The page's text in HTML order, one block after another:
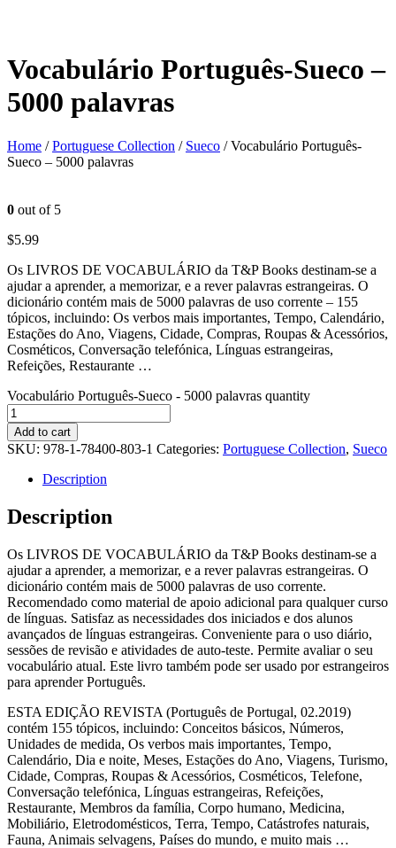
Vocabulário Português-Sueco –
5000 palavras
Home /Portuguese Collection / Sueco / Vocabulário Português-
Sueco – 5000 palavras
0 out of 5
$5.99
Os LIVROS DE VOCABULÁRIO da T&P Books destinam-se a
ajudar a aprender, a memorizar, e a rever palavras estrangeiras. O
dicionário contém mais de 5000 palavras de uso corrente – 155
tópicos, incluindo: Os verbos mais importantes, Tempo, Calendário,
Estações do Ano, Viagens, Cidade, Compras, Roupas & Acessórios,
Cosméticos, Conversação telefónica, Línguas estrangeiras,
Refeições, Restaurante …
Vocabulário Português-Sueco - 5000 palavras quantity
Add to cart
SKU: 978-1-78400-803-1 Categories: Portuguese Collection, Sueco
Description
Description
Os LIVROS DE VOCABULÁRIO da T&P Books destinam-se a
ajudar a aprender, a memorizar, e a rever palavras estrangeiras. O
dicionário contém mais de 5000 palavras de uso corrente.
Recomendado como material de apoio adicional para qualquer curso
de línguas. Satisfaz as necessidades dos iniciados e dos alunos
avançados de línguas estrangeiras. Conveniente para o uso diário,
sessões de revisão e atividades de auto-teste. Permite avaliar o seu
vocabulário atual. Este livro também pode ser usado por estrangeiros
para aprender Português.
ESTA EDIÇÃO REVISTA (Português de Portugal, 02.2019)
contém 155 tópicos, incluindo: Conceitos básicos, Números,
Unidades de medida, Os verbos mais importantes, Tempo,
Calendário, Dia e noite, Meses, Estações do Ano, Viagens, Turismo,
Cidade, Compras, Roupas & Acessórios, Cosméticos, Telefone,
Conversação telefónica, Línguas estrangeiras, Refeições,
Restaurante, Membros da família, Corpo humano, Medicina,
Mobiliário, Eletrodomésticos, Terra, Tempo, Catástrofes naturais,
Fauna, Animais selvagens, Países do mundo, e muito mais …